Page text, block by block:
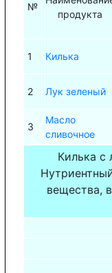
№
продукта
1 Килька
2 Лук зеленый
3
Масло
сливочное
Килька
вещества,